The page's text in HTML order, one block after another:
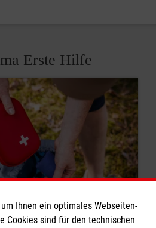
Erste Hilfe
Ihnen ein optimales Webseiten-
Cookies sind für den technischen